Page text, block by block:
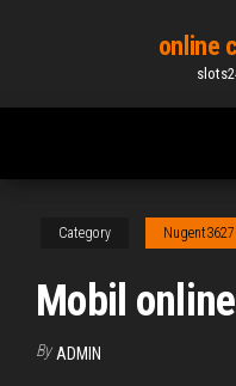
content
online
Category Nugent3627
Mobil
By ADMIN